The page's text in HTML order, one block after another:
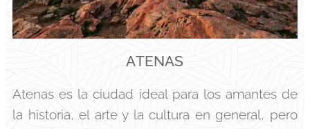
ATENAS
Atenas es la ciudad ideal para los amantes de
la historia, el arte y la cultura en general, pero